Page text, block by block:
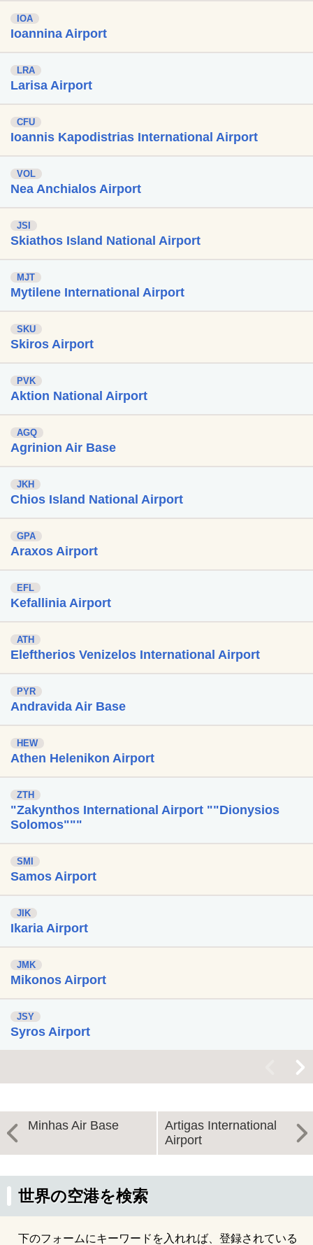
IOA
Ioannina Airport
LRA
Larisa Airport
CFU
Ioannis Kapodistrias International Airport
VOL
Nea Anchialos Airport
JSI
Skiathos Island National Airport
MJT
Mytilene International Airport
SKU
Skiros Airport
PVK
Aktion National Airport
AGQ
Agrinion Air Base
JKH
Chios Island National Airport
GPA
Araxos Airport
EFL
Kefallinia Airport
ATH
Eleftherios Venizelos International Airport
PYR
Andravida Air Base
HEW
Athen Helenikon Airport
ZTH
"Zakynthos International Airport ""Dionysios
Solomos"""
SMI
Samos Airport
JIK
Ikaria Airport
JMK
Mikonos Airport
JSY
Syros Airport
Minhas Air Base
Artigas International
Airport
世界の空港を検索
下のフォームにキーワードを入れれば、登録されている